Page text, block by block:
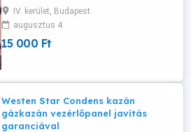
panelt postai úton is elküldhetik 24 óra
alatt megkapom.
IV. kerület, Budapest
augusztus 4
15 000 Ft
Westen Star Condens kazán
gázkazán vezérlőpanel javítás
garanciával